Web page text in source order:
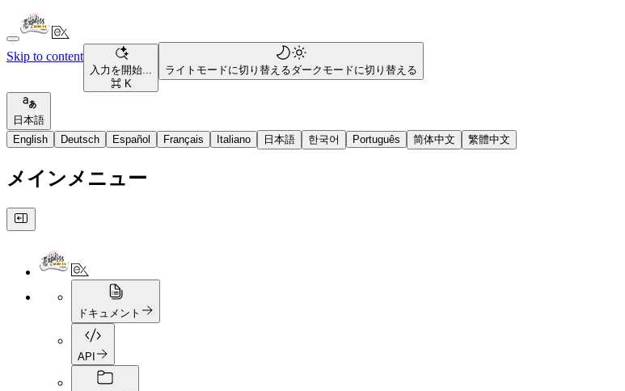
Skip to content
入力を開始...
⌘ K
ライトモードに切り替えるダークモードに切り替える
日本語
English
Deutsch Español Français Italiano 日本語 한국어 Português 简体中文 繁體中文
メインメニュー
ドキュメント
API